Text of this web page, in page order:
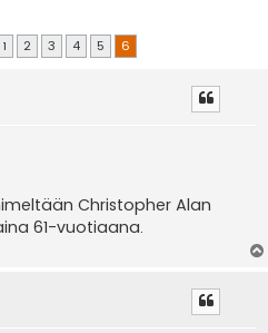
Edellinen
1 2 3 4 5
6
Christopher Alan
61-vuotiaana.